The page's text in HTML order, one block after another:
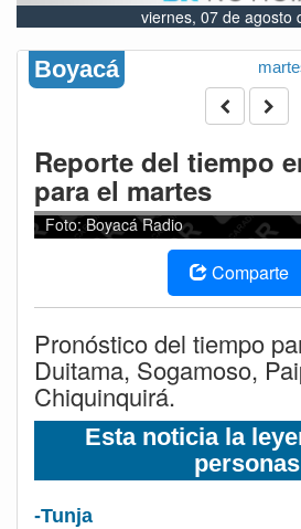
viernes, 07 de agosto
Boyacá
Reporte del tiempo
para el martes
Foto: Boyacá Radio
Comparte
Pronóstico del tiempo
Duitama, Sogamoso,
Chiquinquirá.
Esta noticia la
personas
-Tunja